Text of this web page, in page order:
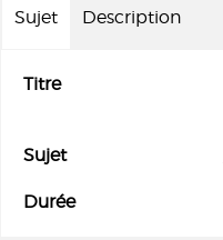
Sujet Description
Titre
Sujet
Durée